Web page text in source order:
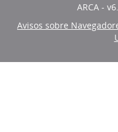
ARCA -
Avisos sobre